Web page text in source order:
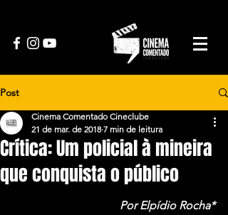
Post
Crítica: Um policial à mineira
que conquista o público
Cinema Comentado Cineclube
21 de mar. de 2018 7 min de leitura
Por Elpídio Rocha*